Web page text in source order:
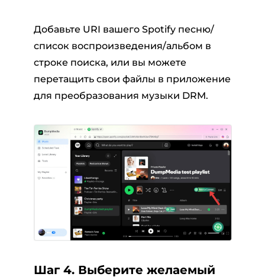
Добавьте URI вашего Spotify песню/
список воспроизведения/альбом в
строке поиска, или вы можете
перетащить свои файлы в приложение
для преобразования музыки DRM.
Шаг 4. Выберите желаемый